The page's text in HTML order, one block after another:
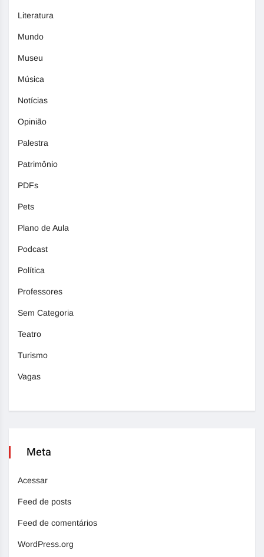
Literatura
Mundo
Museu
Música
Notícias
Opinião
Palestra
Patrimônio
PDFs
Pets
Plano de Aula
Podcast
Política
Professores
Sem Categoria
Teatro
Turismo
Vagas
Meta
Acessar
Feed de posts
Feed de comentários
WordPress.org